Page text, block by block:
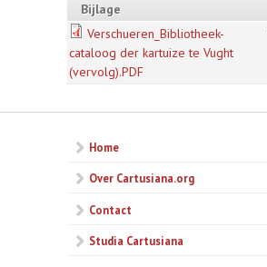
Bijlage
Verschueren_Bibliotheek-
cataloog der kartuize te Vught
(vervolg).PDF
Home
Over Cartusiana.org
Contact
Studia Cartusiana